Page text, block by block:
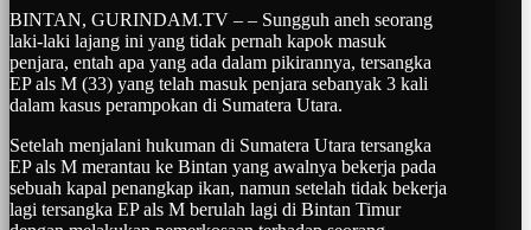
BINTAN, GURINDAM.TV – – Sungguh aneh seorang
laki-laki lajang ini yang tidak pernah kapok masuk
penjara, entah apa yang ada dalam pikirannya, tersangka
EP als M (33) yang telah masuk penjara sebanyak 3 kali
dalam kasus perampokan di Sumatera Utara.
Setelah menjalani hukuman di Sumatera Utara tersangka
EP als M merantau ke Bintan yang awalnya bekerja pada
sebuah kapal penangkap ikan, namun setelah tidak bekerja
lagi tersangka EP als M berulah lagi di Bintan Timur